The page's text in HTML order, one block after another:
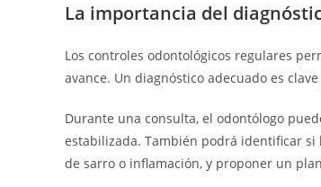
La importancia del
Los controles odontológicos regulares
avance. Un diagnóstico adecuado es
Durante una consulta, el odontólogo
estabilizada. También podrá identificar si
de sarro o inflamación, y proponer un